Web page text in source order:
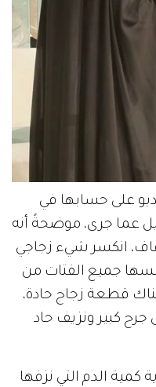
على حسابها في
عما جرى، موضحةً أنه
انكسر شيء زجاجي
جميع الفتات من
قطعة زجاج حادة،
كبير ونزيف حاد
كمية الدم التي نزفها